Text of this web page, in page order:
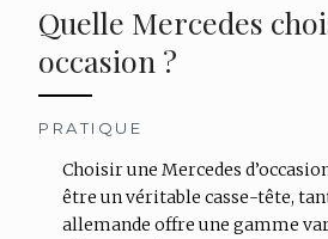
Quelle Mercedes
occasion ?
PRATIQUE
Choisir une Mercedes
être un véritable casse-tête,
allemande offre une gamme